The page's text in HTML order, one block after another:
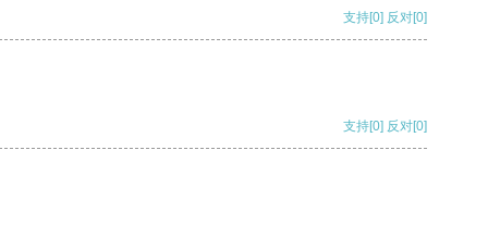
支持[0] 反对[0]
支持[0] 反对[0]